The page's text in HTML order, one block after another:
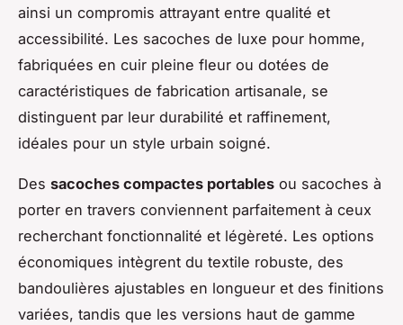
ainsi un compromis attrayant entre qualité et
accessibilité. Les sacoches de luxe pour homme,
fabriquées en cuir pleine fleur ou dotées de
caractéristiques de fabrication artisanale, se
distinguent par leur durabilité et raffinement,
idéales pour un style urbain soigné.
Des sacoches compactes portables ou sacoches à
porter en travers conviennent parfaitement à ceux
recherchant fonctionnalité et légèreté. Les options
économiques intègrent du textile robuste, des
bandoulières ajustables en longueur et des finitions
variées, tandis que les versions haut de gamme